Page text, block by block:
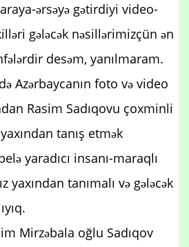
ərsəyə gətirdiyi video-
gələcək nəsillərimizçün ən
desəm, yanılmaram.
Azərbaycanın foto və video
Rasim Sadıqovu çoxminli
tanış etmək
yaradıcı insanı-maraqlı
yaxından tanımalı və gələcək
Mirzəbala oğlu Sadıqov